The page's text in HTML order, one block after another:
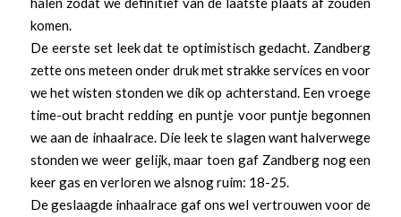
komen.
De eerste set leek dat te optimistisch gedacht. Zandberg
zette ons meteen onder druk met strakke services en voor
we het wisten stonden we dik op achterstand. Een vroege
time-out bracht redding en puntje voor puntje begonnen
we aan de inhaalrace. Die leek te slagen want halverwege
stonden we weer gelijk, maar toen gaf Zandberg nog een
keer gas en verloren we alsnog ruim: 18-25.
De geslaagde inhaalrace gaf ons wel vertrouwen voor de